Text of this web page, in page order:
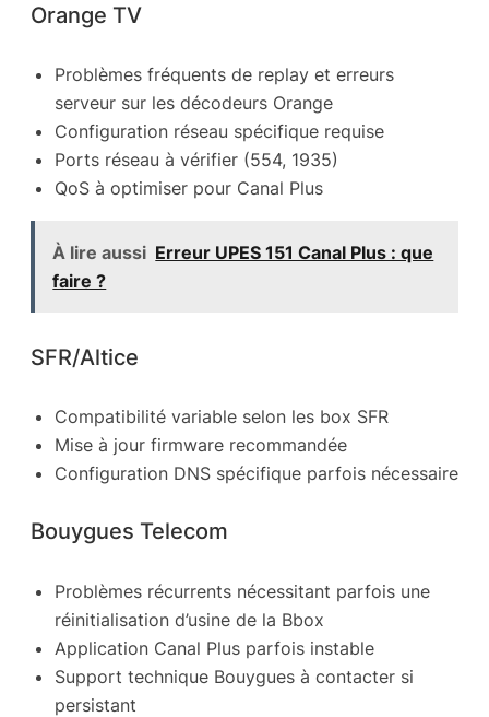
Orange TV
Problèmes fréquents de replay et erreurs
serveur sur les décodeurs Orange
Configuration réseau spécifique requise
Ports réseau à vérifier (554, 1935)
QoS à optimiser pour Canal Plus
À lire aussi Erreur UPES 151 Canal Plus : que
faire ?
SFR/Altice
Compatibilité variable selon les box SFR
Mise à jour firmware recommandée
Configuration DNS spécifique parfois nécessaire
Bouygues Telecom
Problèmes récurrents nécessitant parfois une
réinitialisation d’usine de la Bbox
Application Canal Plus parfois instable
Support technique Bouygues à contacter si
persistant